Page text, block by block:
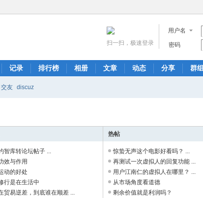
用户名
密码
扫一扫，极速登录
记录 排行榜 相册 文章 动态 分享 群组
交友 discuz
智库转论坛帖子 ...
效与作用
动的好处
行是在生活中
贸易逆差，到底谁在顺差 ...
热帖
惊蛰无声这个电影好看吗？ ...
再测试一次虚拟人的回复功能 ...
用户江南仁的虚拟人在哪里？ ...
从市场角度看道德
剩余价值就是利润吗？